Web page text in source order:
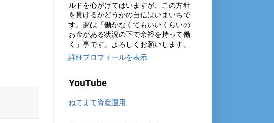
ルドを心がけてはいますが、この方針
を貫けるかどうかの自信はいまいちで
す。夢は「働かなくてもいいくらいの
お金がある状況の下で余裕を持って働
く」事です。よろしくお願いします。
詳細プロフィールを表示
YouTube
ねてまて資産運用